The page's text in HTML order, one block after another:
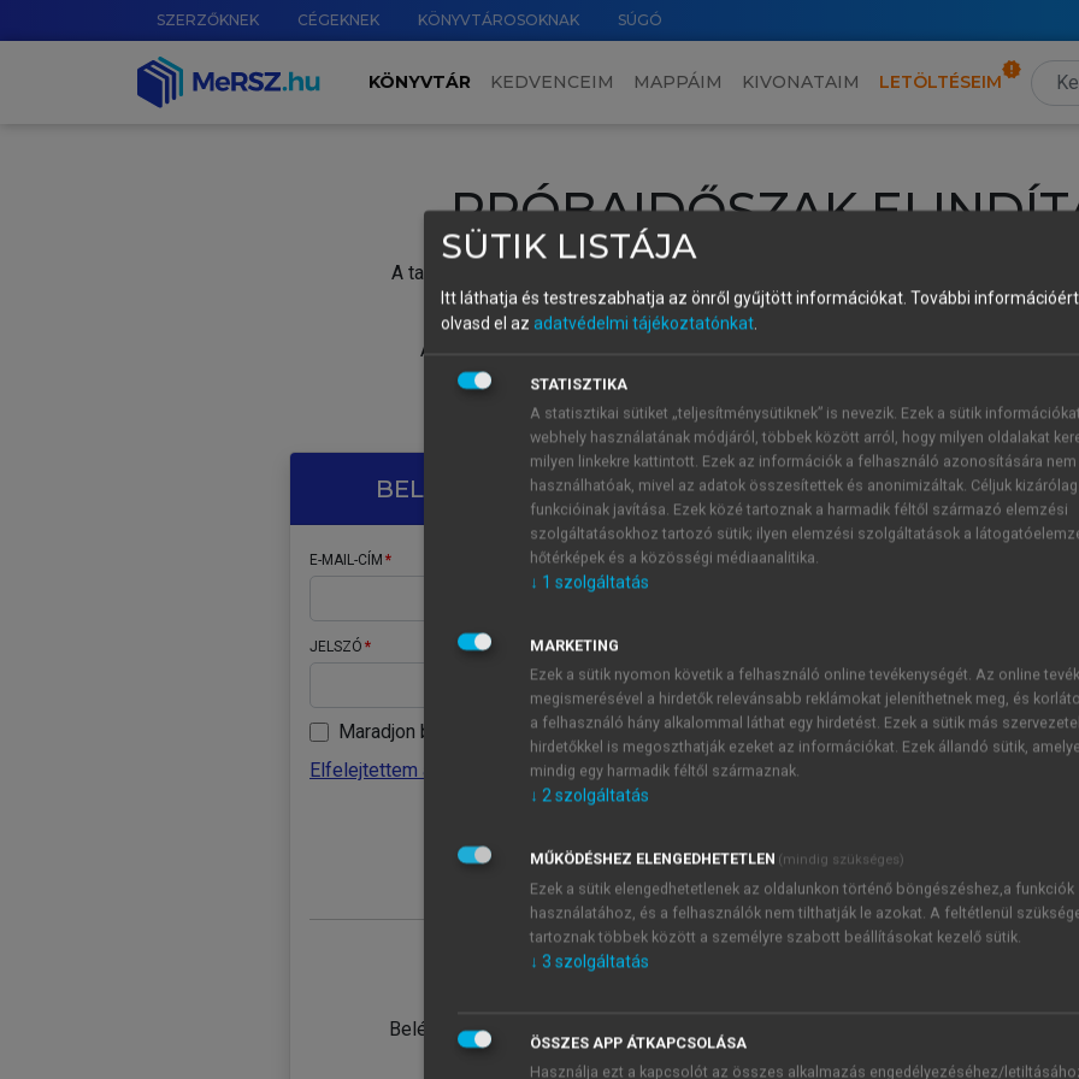
SZERZŐKNEK CÉGEKNEK KÖNYVTÁROSOKNAK SÚGÓ
KÖNYVTÁR KEDVENCEIM MAPPÁIM KIVONATAIM LETÖLTÉSEIM
PRÓBAIDŐSZAK
A tartalom megtekintéséhez lépj be a saját fiókoddal, iskolai azonosítóddal vagy
Új felhasználóként1 óra díjmentes hozzáférésrevagy
A próbaidőszak elindításához,
vagy hozz
A regisztráció után a
BELÉPÉS SAJÁT FIÓKKAL
E-MAIL-CÍM
JELSZÓ
Maradjon belépve
Elfelejtettem a jelszavamat
Belépés intézményi azonosítóval
ÚJ FIÓK
1 óra
JELSZÓ
Kérek értesítést a MeRSZ
Kérek értesítést az
SÜTIK LISTÁJA
Itt láthatja és testreszabhatja az önről gyűjtött információkat. További
olvasd el az adatvédelmi tájékoztatónkat.
STATISZTIKA
A statisztikai sütiket „teljesítménysütiknek” is nevezik. Ezek a sütik
webhely használatának módjáról, többek között arról, hogy milyen oldalakat
milyen linkekre kattintott. Ezek az információk a felhasználó azonosítására nem
használhatóak, mivel az adatok összesítettek és anonimizáltak. Céljuk
funkcióinak javítása. Ezek közé tartoznak a harmadik féltől származó elemzési
szolgáltatásokhoz tartozó sütik; ilyen elemzési szolgáltatások a
hőtérképek és a közösségi médiaanalitika.
↓ 1 szolgáltatás
MARKETING
Ezek a sütik nyomon követik a felhasználó online tevékenységét. Az online
megismerésével a hirdetők relevánsabb reklámokat jeleníthetnek meg, és
a felhasználó hány alkalommal láthat egy hirdetést. Ezek a sütik más
hirdetőkkel is megoszthatják ezeket az információkat. Ezek állandó sütik,
mindig egy harmadik féltől származnak.
↓ 2szolgáltatás
MŰKÖDÉSHEZ ELENGEDHETETLEN (mindig szükséges)
Ezek a sütik elengedhetetlenek az oldalunkon történő böngészéshez,a funkciók
használatához, és a felhasználók nem tilthatják le azokat. A feltétlenül
tartoznak többek között a személyre szabott beállításokat kezelő sütik.
↓ 3 szolgáltatás
ÖSSZES APP ÁTKAPCSOLÁSA
Használja ezt a kapcsolót az összes alkalmazás engedélyezéséhez/